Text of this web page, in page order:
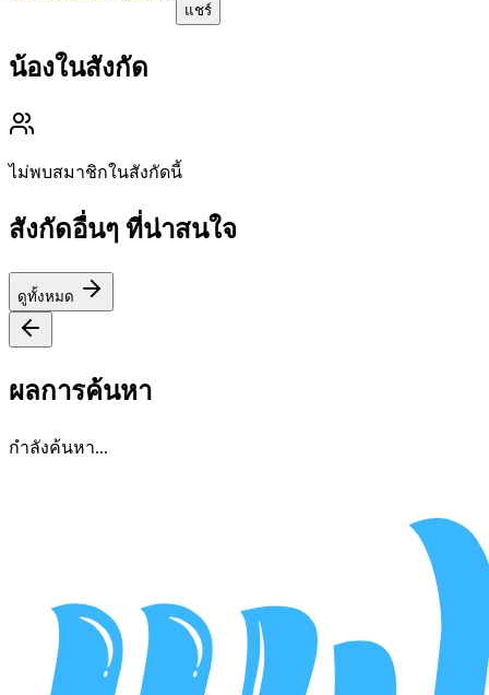
แชร์
น้องในสังกัด
ไม่พบสมาชิกในสังกัดนี้
สังกัดอื่นๆ ที่น่าสนใจ
ดูทั้งหมด
ผลการค้นหา
กำลังค้นหา...